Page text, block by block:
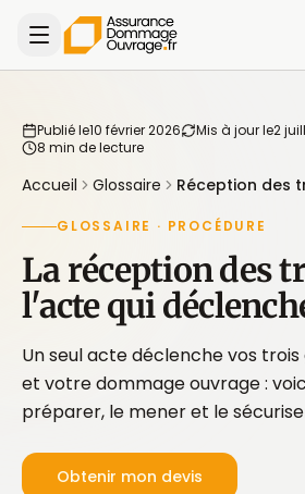
Publié le10 février 2026 Mis à jour le2
8 min de lecture
Accueil Glossaire Réception des
GLOSSAIRE · PROCÉDURE
La réception des
l'acte qui
Un seul acte déclenche vos
et votre dommage ouvrage :
préparer, le mener et le
Obtenir mon devis